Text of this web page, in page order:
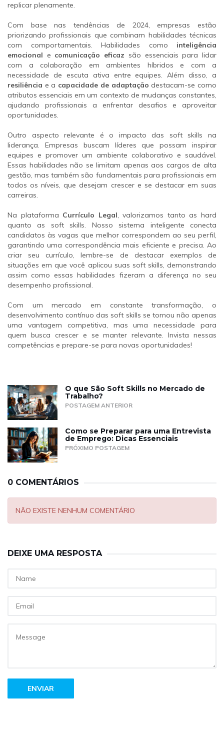
replicar plenamente.
Com base nas tendências de 2024, empresas estão
priorizando profissionais que combinam habilidades técnicas
com comportamentais. Habilidades como inteligência
emocional e comunicação eficaz são essenciais para lidar
com a colaboração em ambientes híbridos e com a
necessidade de escuta ativa entre equipes. Além disso, a
resiliência e a capacidade de adaptação destacam-se como
atributos essenciais em um contexto de mudanças constantes,
ajudando profissionais a enfrentar desafios e aproveitar
oportunidades.
Outro aspecto relevante é o impacto das soft skills na
liderança. Empresas buscam líderes que possam inspirar
equipes e promover um ambiente colaborativo e saudável.
Essas habilidades não se limitam apenas aos cargos de alta
gestão, mas também são fundamentais para profissionais em
todos os níveis, que desejam crescer e se destacar em suas
carreiras.
Na plataforma Currículo Legal, valorizamos tanto as hard
quanto as soft skills. Nosso sistema inteligente conecta
candidatos às vagas que melhor correspondem ao seu perfil,
garantindo uma correspondência mais eficiente e precisa. Ao
criar seu currículo, lembre-se de destacar exemplos de
situações em que você aplicou suas soft skills, demonstrando
assim como essas habilidades fizeram a diferença no seu
desempenho profissional.
Com um mercado em constante transformação, o
desenvolvimento contínuo das soft skills se tornou não apenas
uma vantagem competitiva, mas uma necessidade para
quem busca crescer e se manter relevante. Invista nessas
competências e prepare-se para novas oportunidades!
O que São Soft Skills no Mercado de
Trabalho?
POSTAGEM ANTERIOR
Como se Preparar para uma Entrevista
de Emprego: Dicas Essenciais
PRÓXIMO POSTAGEM
0 COMENTÁRIOS
NÃO EXISTE NENHUM COMENTÁRIO
DEIXE UMA RESPOSTA
ENVIAR